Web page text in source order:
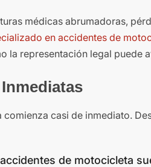
médicas abrumadoras,
en accidentes de
la representación legal puede
casi de inmediato.
de motocicleta